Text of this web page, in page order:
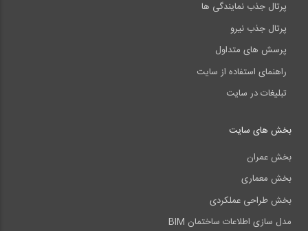
پرتال جذب نمایندگی ها
پرتال جذب نیرو
پرسش های متداول
راهنمای استفاده از سایت
تبلیغات در سایت
بخش های سایت
بخش عمران
بخش معماری
بخش طراحی عملکردی
مدل سازی اطلاعات ساختمان BIM